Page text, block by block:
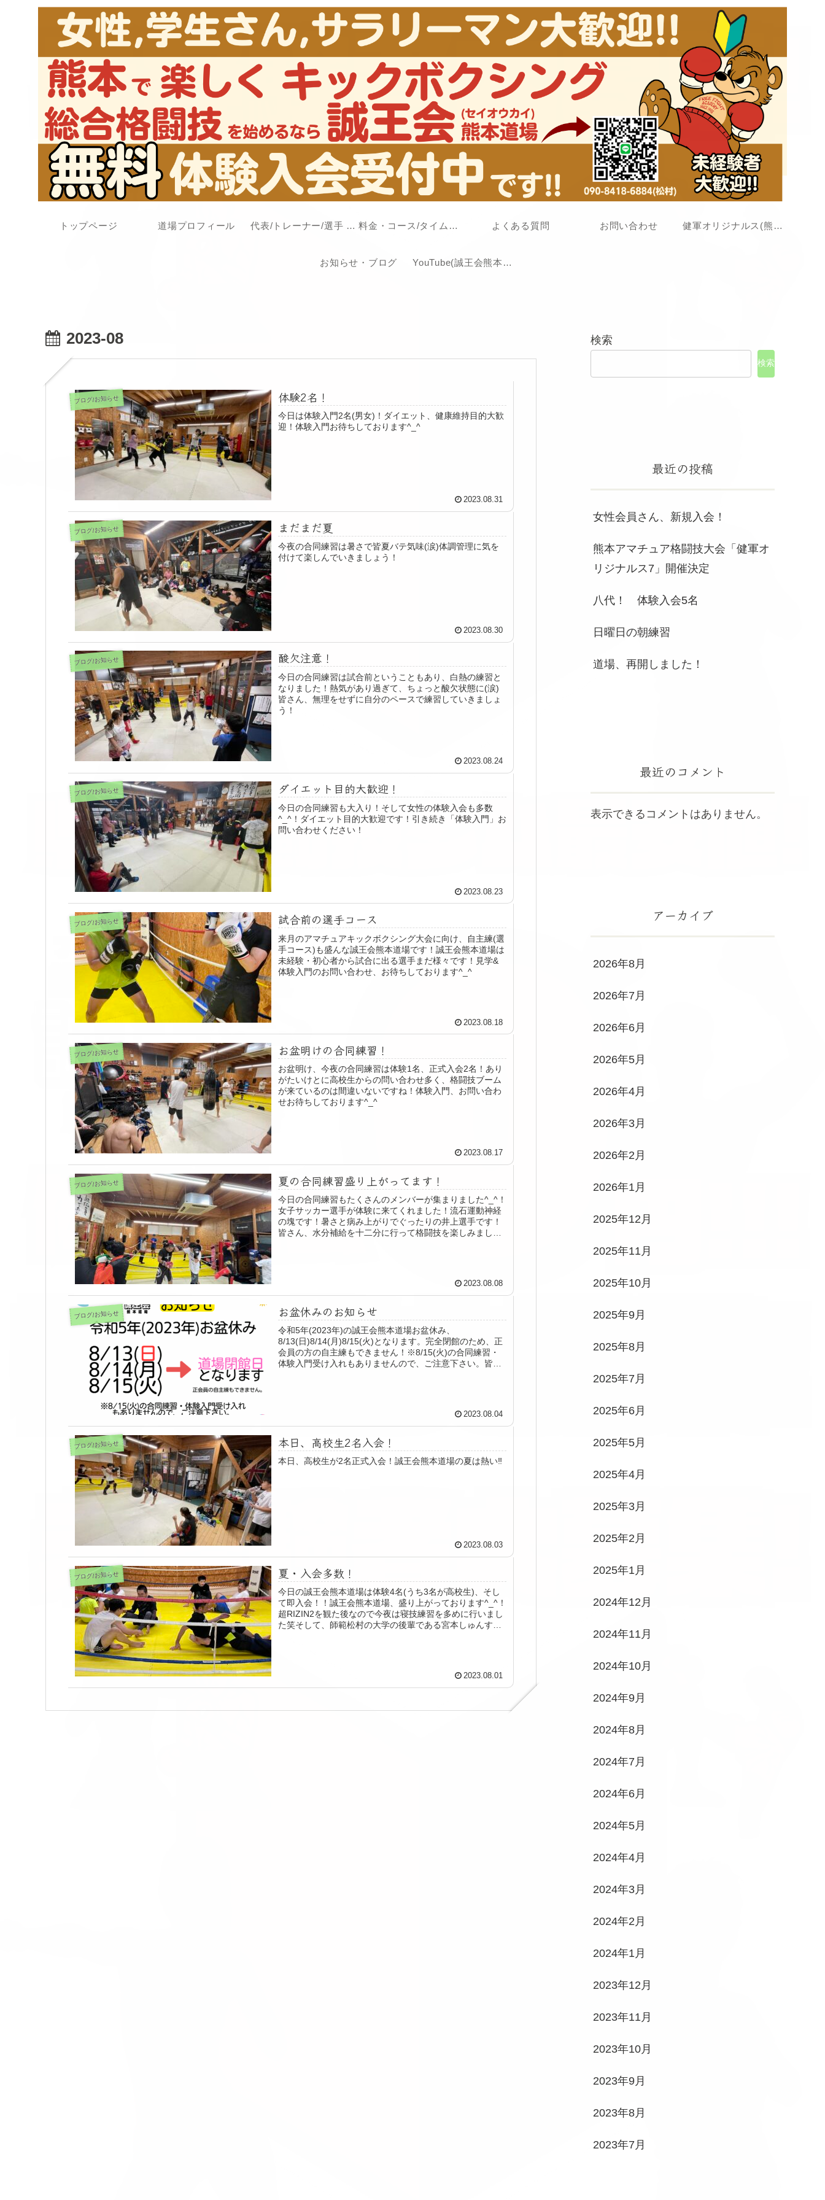
トップページ 道場プロフィール 代表/トレーナー/選手 紹介 料金・コース/タイムスケジュール よくある質問 お問い合わせ 健軍オリジナルス(熊本アマチュア格闘技大会)
お知らせ・ブログ YouTube(誠王会熊本道場チャンネル)
2023-08
ブログ/お知らせ 体験2名！
今日は体験入門2名(男女)！ダイエット、健康維持目的大歓
迎！体験入門お待ちしております^_^
2023.08.31
ブログ/お知らせ まだまだ夏
今夜の合同練習は暑さで皆夏バテ気味(涙)体調管理に気を
付けて楽しんでいきましょう！
2023.08.30
ブログ/お知らせ 酸欠注意！
今日の合同練習は試合前ということもあり、白熱の練習と
なりました！熱気があり過ぎて、ちょっと酸欠状態に(涙)
皆さん、無理をせずに自分のペースで練習していきましょ
う！
2023.08.24
ブログ/お知らせ ダイエット目的大歓迎！
今日の合同練習も大入り！そして女性の体験入会も多数
^_^！ダイエット目的大歓迎です！引き続き「体験入門」お
問い合わせください！
2023.08.23
ブログ/お知らせ 試合前の選手コース
来月のアマチュアキックボクシング大会に向け、自主練(選
手コース)も盛んな誠王会熊本道場です！誠王会熊本道場は
未経験・初心者から試合に出る選手まだ様々です！見学&
体験入門のお問い合わせ、お待ちしております^_^
2023.08.18
ブログ/お知らせ お盆明けの合同練習！
お盆明け、今夜の合同練習は体験1名、正式入会2名！あり
がたいけとに高校生からの問い合わせ多く、格闘技ブーム
が来ているのは間違いないですね！体験入門、お問い合わ
せお待ちしております^_^
2023.08.17
ブログ/お知らせ 夏の合同練習盛り上がってます！
今日の合同練習もたくさんのメンバーが集まりました^_^！
女子サッカー選手が体験に来てくれました！流石運動神経
の塊です！暑さと病み上がりでぐったりの井上選手です！
皆さん、水分補給を十二分に行って格闘技を楽しみましょ
2023.08.08
ブログ/お知らせ お盆休みのお知らせ
令和5年(2023年)の誠王会熊本道場お盆休み、
8/13(日)8/14(月)8/15(火)となります。完全閉館のため、正
会員の方の自主練もできません！※8/15(火)の合同練習・
体験入門受け入れもありませんので、ご注意下さい。皆様
2023.08.04
ブログ/お知らせ 本日、高校生2名入会！
本日、高校生が2名正式入会！誠王会熊本道場の夏は熱い‼️
2023.08.03
ブログ/お知らせ 夏・入会多数！
今日の誠王会熊本道場は体験4名(うち3名が高校生)、そし
て即入会！！誠王会熊本道場、盛り上がっております^_^！
超RIZIN2を観た後なので今夜は寝技練習を多めに行いまし
た笑そして、師範松村の大学の後輩である宮本しゅんすけ
2023.08.01
検索
検索
最近の投稿
女性会員さん、新規入会！
熊本アマチュア格闘技大会「健軍オ
リジナルス7」開催決定
八代！ 体験入会5名
日曜日の朝練習
道場、再開しました！
最近のコメント
表示できるコメントはありません。
アーカイブ
2026年8月
2026年7月
2026年6月
2026年5月
2026年4月
2026年3月
2026年2月
2026年1月
2025年12月
2025年11月
2025年10月
2025年9月
2025年8月
2025年7月
2025年6月
2025年5月
2025年4月
2025年3月
2025年2月
2025年1月
2024年12月
2024年11月
2024年10月
2024年9月
2024年8月
2024年7月
2024年6月
2024年5月
2024年4月
2024年3月
2024年2月
2024年1月
2023年12月
2023年11月
2023年10月
2023年9月
2023年8月
2023年7月